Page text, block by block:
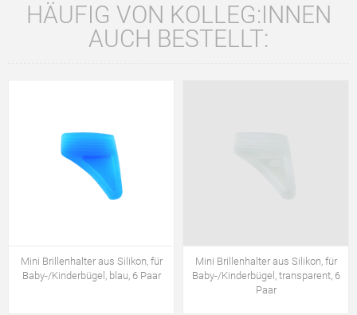
HÄUFIG VON KOLLEG:INNEN
AUCH BESTELLT:
Mini Brillenhalter aus Silikon, für
Baby-/Kinderbügel, blau, 6 Paar
Mini Brillenhalter aus Silikon, für
Baby-/Kinderbügel, transparent, 6
Paar